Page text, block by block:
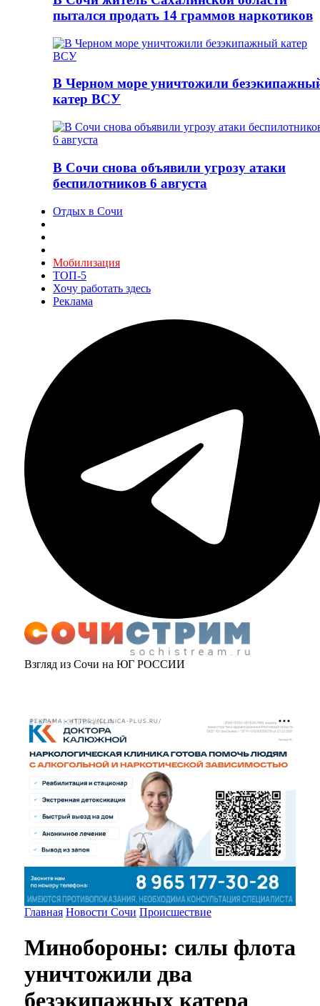
пытался продать 14 граммов наркотиков
В Черном море уничтожили
катер ВСУ
В Сочи снова объявили угрозу атаки
беспилотников 6 августа
Отдых в Сочи
Мобилизация
ТОП-5
Хочу работать здесь
Реклама
Взгляд из Сочи на ЮГ РОССИИ
РЕКЛАМА • HTTPS://CLINICA-PLUS.RU/
Главная Новости Сочи Происшествие
Минобороны: силы флота
уничтожили два
безэкипажных катера